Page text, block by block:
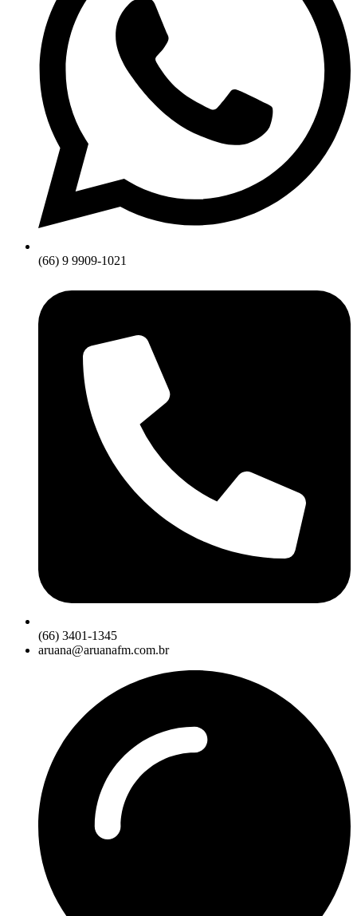
(66) 9 9909-1021
(66) 3401-1345
aruana@aruanafm.com.br